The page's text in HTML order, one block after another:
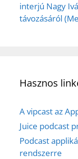
interjú Nagy
távozásáról
Hasznos
A vipcast az
Juice podcast
Podcast
rendszerre